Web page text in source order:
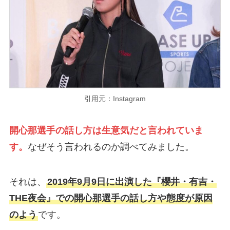
引用元：Instagram
開心那選手の話し方は生意気だと言われていま
す。 なぜそう言われるのか調べてみました。
それは、 2019年9月9日に出演した『櫻井・有吉・
THE夜会』での開心那選手の話し方や態度が原因
のようです。